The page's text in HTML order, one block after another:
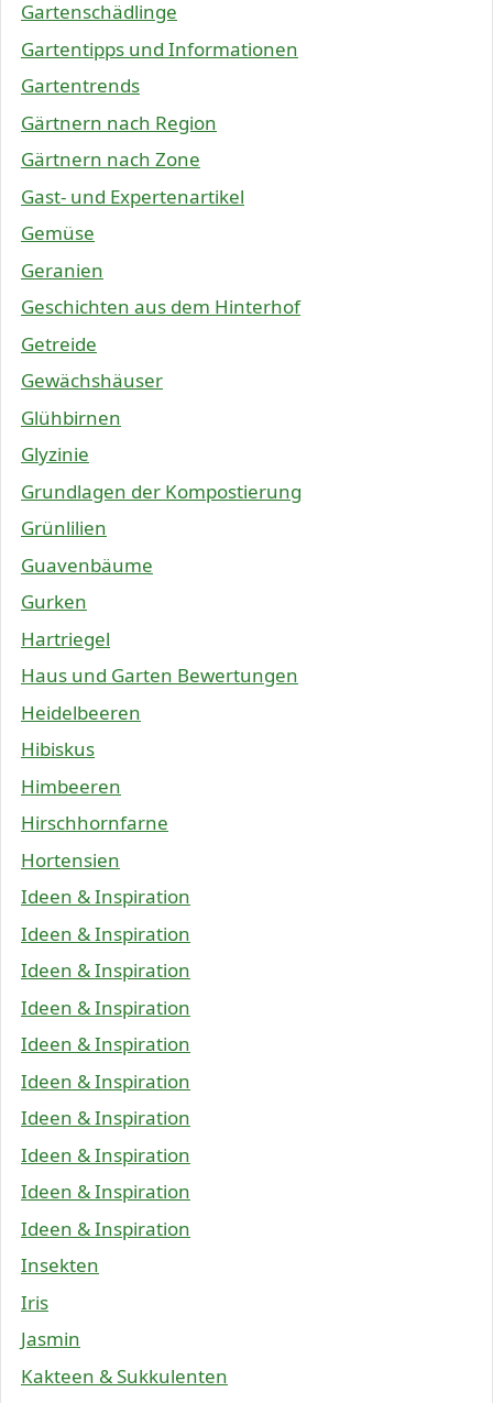
Gartenschädlinge
Gartentipps und Informationen
Gartentrends
Gärtnern nach Region
Gärtnern nach Zone
Gast- und Expertenartikel
Gemüse
Geranien
Geschichten aus dem Hinterhof
Getreide
Gewächshäuser
Glühbirnen
Glyzinie
Grundlagen der Kompostierung
Grünlilien
Guavenbäume
Gurken
Hartriegel
Haus und Garten Bewertungen
Heidelbeeren
Hibiskus
Himbeeren
Hirschhornfarne
Hortensien
Ideen & Inspiration
Ideen & Inspiration
Ideen & Inspiration
Ideen & Inspiration
Ideen & Inspiration
Ideen & Inspiration
Ideen & Inspiration
Ideen & Inspiration
Ideen & Inspiration
Ideen & Inspiration
Insekten
Iris
Jasmin
Kakteen & Sukkulenten